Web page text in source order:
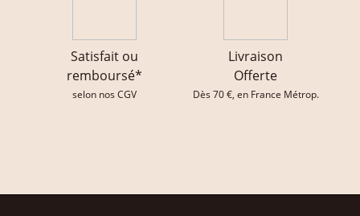
Satisfait ou
remboursé*
selon nos CGV
Livraison
Offerte
Dès 70 €, en France Métrop.